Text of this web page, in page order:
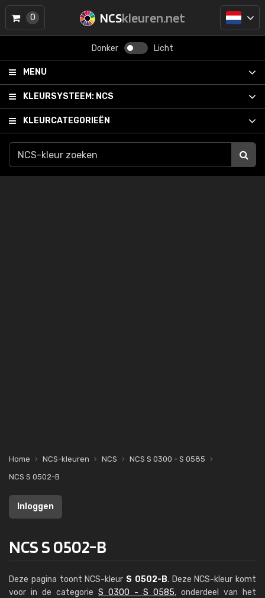
NCSkleuren.net
Donker Licht
MENU
KLEURSYSTEEM: NCS
KLEURCATEGORIEËN
0
Home NCS-kleuren NCS
NCS S 0300 - S 0585
NCS S 0502-B
Inloggen
NCS S 0502-B
Deze pagina toont NCS-kleur S 0502-B. Deze NCS-kleur komt
voor in de categorie S 0300 - S 0585, onderdeel van het